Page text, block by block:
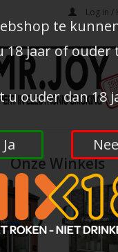
Log in /
Onze Winkels
te
18 jaar of ouder
u ouder dan 18
Ja Nee